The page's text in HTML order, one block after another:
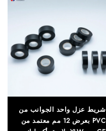
شريط عزل واحد الجوانب من
PVC بعرض 12 مم معتمد من